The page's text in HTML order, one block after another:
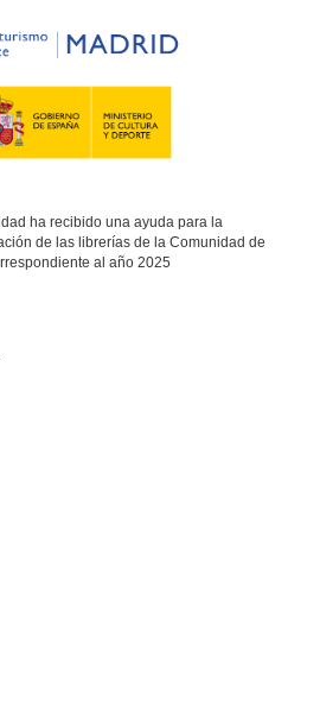
ha recibido una ayuda para la
de las librerías de la Comunidad de
al año 2025